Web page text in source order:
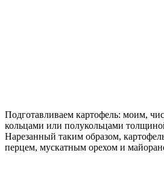
Подготавливаем картофель: моим,
кольцами или полукольцами
Нарезанный таким образом,
перцем, мускатным орехом и